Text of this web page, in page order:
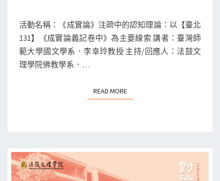
與
方
法」
講
次
七：
實
活動名稱：《成實論》注疏中的認知理論：以【臺北
131】《成實論義記卷中》為主要線索 講者：臺灣師
範大學國文學系．李幸玲教授 主持/回應人：法鼓文
理學院佛教學系．…
READ MOREREAD MORE